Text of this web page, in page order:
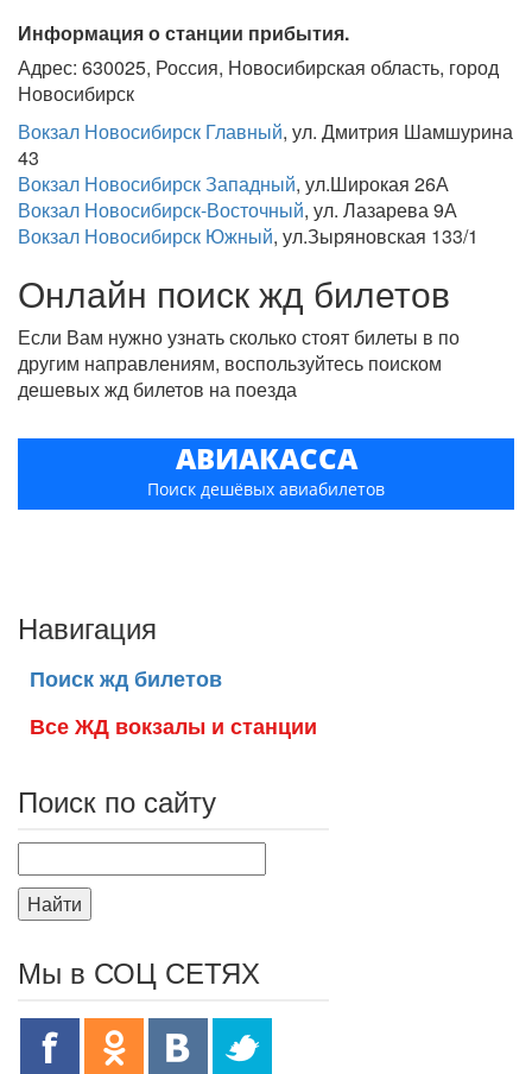
Информация о станции прибытия.
Адрес: 630025, Россия, Новосибирская область, город
Новосибирск
Вокзал Новосибирск Главный, ул. Дмитрия Шамшурина
43
Вокзал Новосибирск Западный, ул.Широкая 26А
Вокзал Новосибирск-Восточный, ул. Лазарева 9А
Вокзал Новосибирск Южный, ул.​Зыряновская 133/1
Онлайн поиск жд билетов
Если Вам нужно узнать сколько стоят билеты в по
другим направлениям, воспользуйтесь поиском
дешевых жд билетов на поезда
АВИАКАССА
Поиск дешёвых авиабилетов
Навигация
Поиск жд билетов
Все ЖД вокзалы и станции
Поиск по сайту
Найти
Мы в СОЦ СЕТЯХ